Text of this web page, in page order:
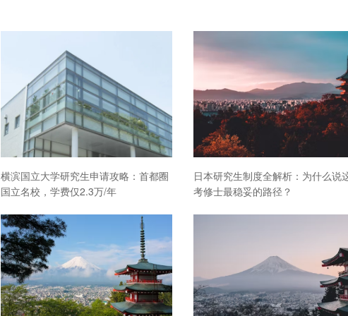
横滨国立大学研究生申请攻略：首都圈
国立名校，学费仅2.3万/年
日本研究生制度全解析：为什么说
考修士最稳妥的路径？